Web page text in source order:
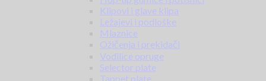
Klipovi i glave klipa
Ležajevi i podloške
Mlaznice
Ožičenja i prekidači
Vodilice opruge
Selector plate
Tappet plate